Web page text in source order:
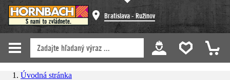
Bratislava - Ružinov
Úvodná stránka